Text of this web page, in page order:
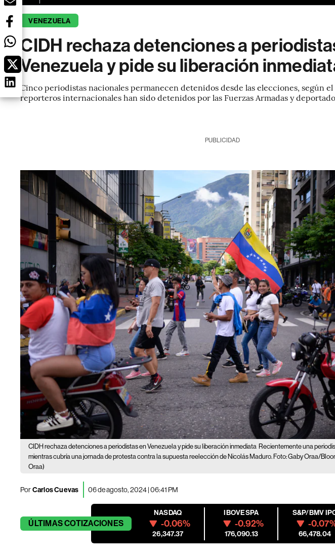
VENEZUELA
CIDH rechaza detenciones a
Venezuela y pide su liberación
Cinco periodistas nacionales permanecen detenidos desde las elecciones, según
reporteros internacionales han sido detenidos por las Fuerzas Armadas y
PUBLICIDAD
CIDH rechaza detenciones a periodistas en Venezuela y pide su liberación inmediata Recientemente una
mientras cubría una jornada de protesta contra la supuesta reelección de Nicolás Maduro. Foto: Gaby Oraa/
Oraa)
PorCarlos Cuevas 06 de agosto, 2024 | 06:41 PM
ÚLTIMASCOTIZACIONES
NASDAQ
-0.06%
26,347.37
IBOVESPA
-0.92%
176,090.13
S&P/BMV
-
66,478.04